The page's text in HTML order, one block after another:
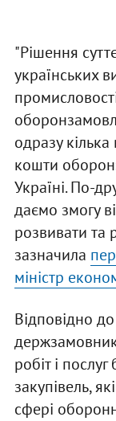
"Рішення
українських
одразу
кошти
Україні. По-
даємо змогу
розвивати та
зазначила
міністр
Відповідно
робіт і
закупівель,
сфері